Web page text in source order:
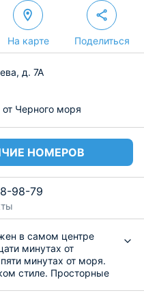
На карте Поделиться
д. 7А
Черного моря
НОМЕРОВ
98-79
в самом центре
минутах от
минутах от моря.
стиле. Просторные